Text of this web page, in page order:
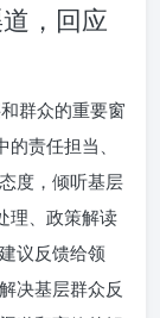
，回应
群众的重要窗
责任担当、
度，倾听基层
理、政策解读
议反馈给领
决基层群众反